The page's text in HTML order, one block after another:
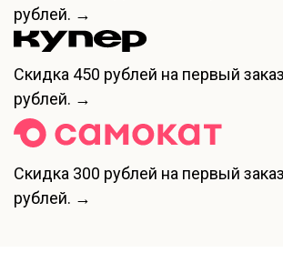
рублей. →
Скидка 450 рублей на первый
рублей. →
Скидка 300 рублей на первый
рублей. →